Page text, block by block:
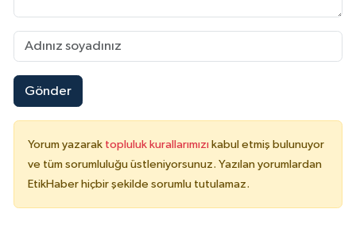
Gönder
Yorum yazarak topluluk kurallarımızı kabul etmiş bulunuyor
ve tüm sorumluluğu üstleniyorsunuz. Yazılan yorumlardan
EtikHaber hiçbir şekilde sorumlu tutulamaz.